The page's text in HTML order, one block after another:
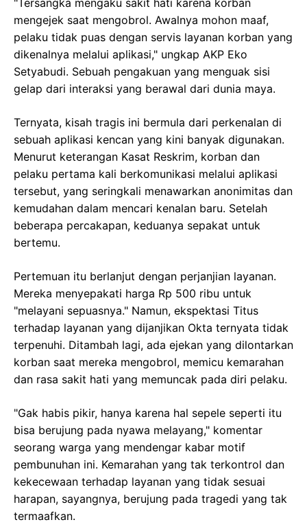
mengejek saat mengobrol. Awalnya mohon maaf,
pelaku tidak puas dengan servis layanan korban yang
dikenalnya melalui aplikasi," ungkap AKP Eko
Setyabudi. Sebuah pengakuan yang menguak sisi
gelap dari interaksi yang berawal dari dunia maya.
Ternyata, kisah tragis ini bermula dari perkenalan di
sebuah aplikasi kencan yang kini banyak digunakan.
Menurut keterangan Kasat Reskrim, korban dan
pelaku pertama kali berkomunikasi melalui aplikasi
tersebut, yang seringkali menawarkan anonimitas dan
kemudahan dalam mencari kenalan baru. Setelah
beberapa percakapan, keduanya sepakat untuk
bertemu.
Pertemuan itu berlanjut dengan perjanjian layanan.
Mereka menyepakati harga Rp 500 ribu untuk
"melayani sepuasnya." Namun, ekspektasi Titus
terhadap layanan yang dijanjikan Okta ternyata tidak
terpenuhi. Ditambah lagi, ada ejekan yang dilontarkan
korban saat mereka mengobrol, memicu kemarahan
dan rasa sakit hati yang memuncak pada diri pelaku.
"Gak habis pikir, hanya karena hal sepele seperti itu
bisa berujung pada nyawa melayang," komentar
seorang warga yang mendengar kabar motif
pembunuhan ini. Kemarahan yang tak terkontrol dan
kekecewaan terhadap layanan yang tidak sesuai
harapan, sayangnya, berujung pada tragedi yang tak
termaafkan.